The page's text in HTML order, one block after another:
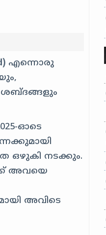
എന്നൊരു
ശബ്ദങ്ങളും
ഓടെ
ഒഴുകി നടക്കും.
അവയെ
അവിടെ